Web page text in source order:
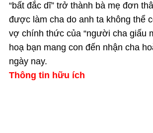
“bất đắc dĩ” trở thành bà mẹ đơn
được làm cha do anh ta không thể
vợ chính thức của “người cha giấu
hoạ bạn mang con đến nhận cha
ngày nay.
Thông tin hữu ích